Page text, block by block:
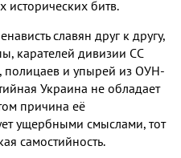
исторических битв.
славян друг к другу,
, карателей дивизии СС
полицаев и упырей из ОУН-
Украина не обладает
причина её
ущербными смыслами, тот
самостийность.